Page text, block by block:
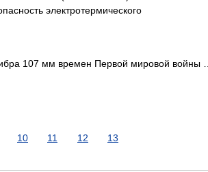
электротермического
107 мм времен Первой мировой войны …
10 11 12 13